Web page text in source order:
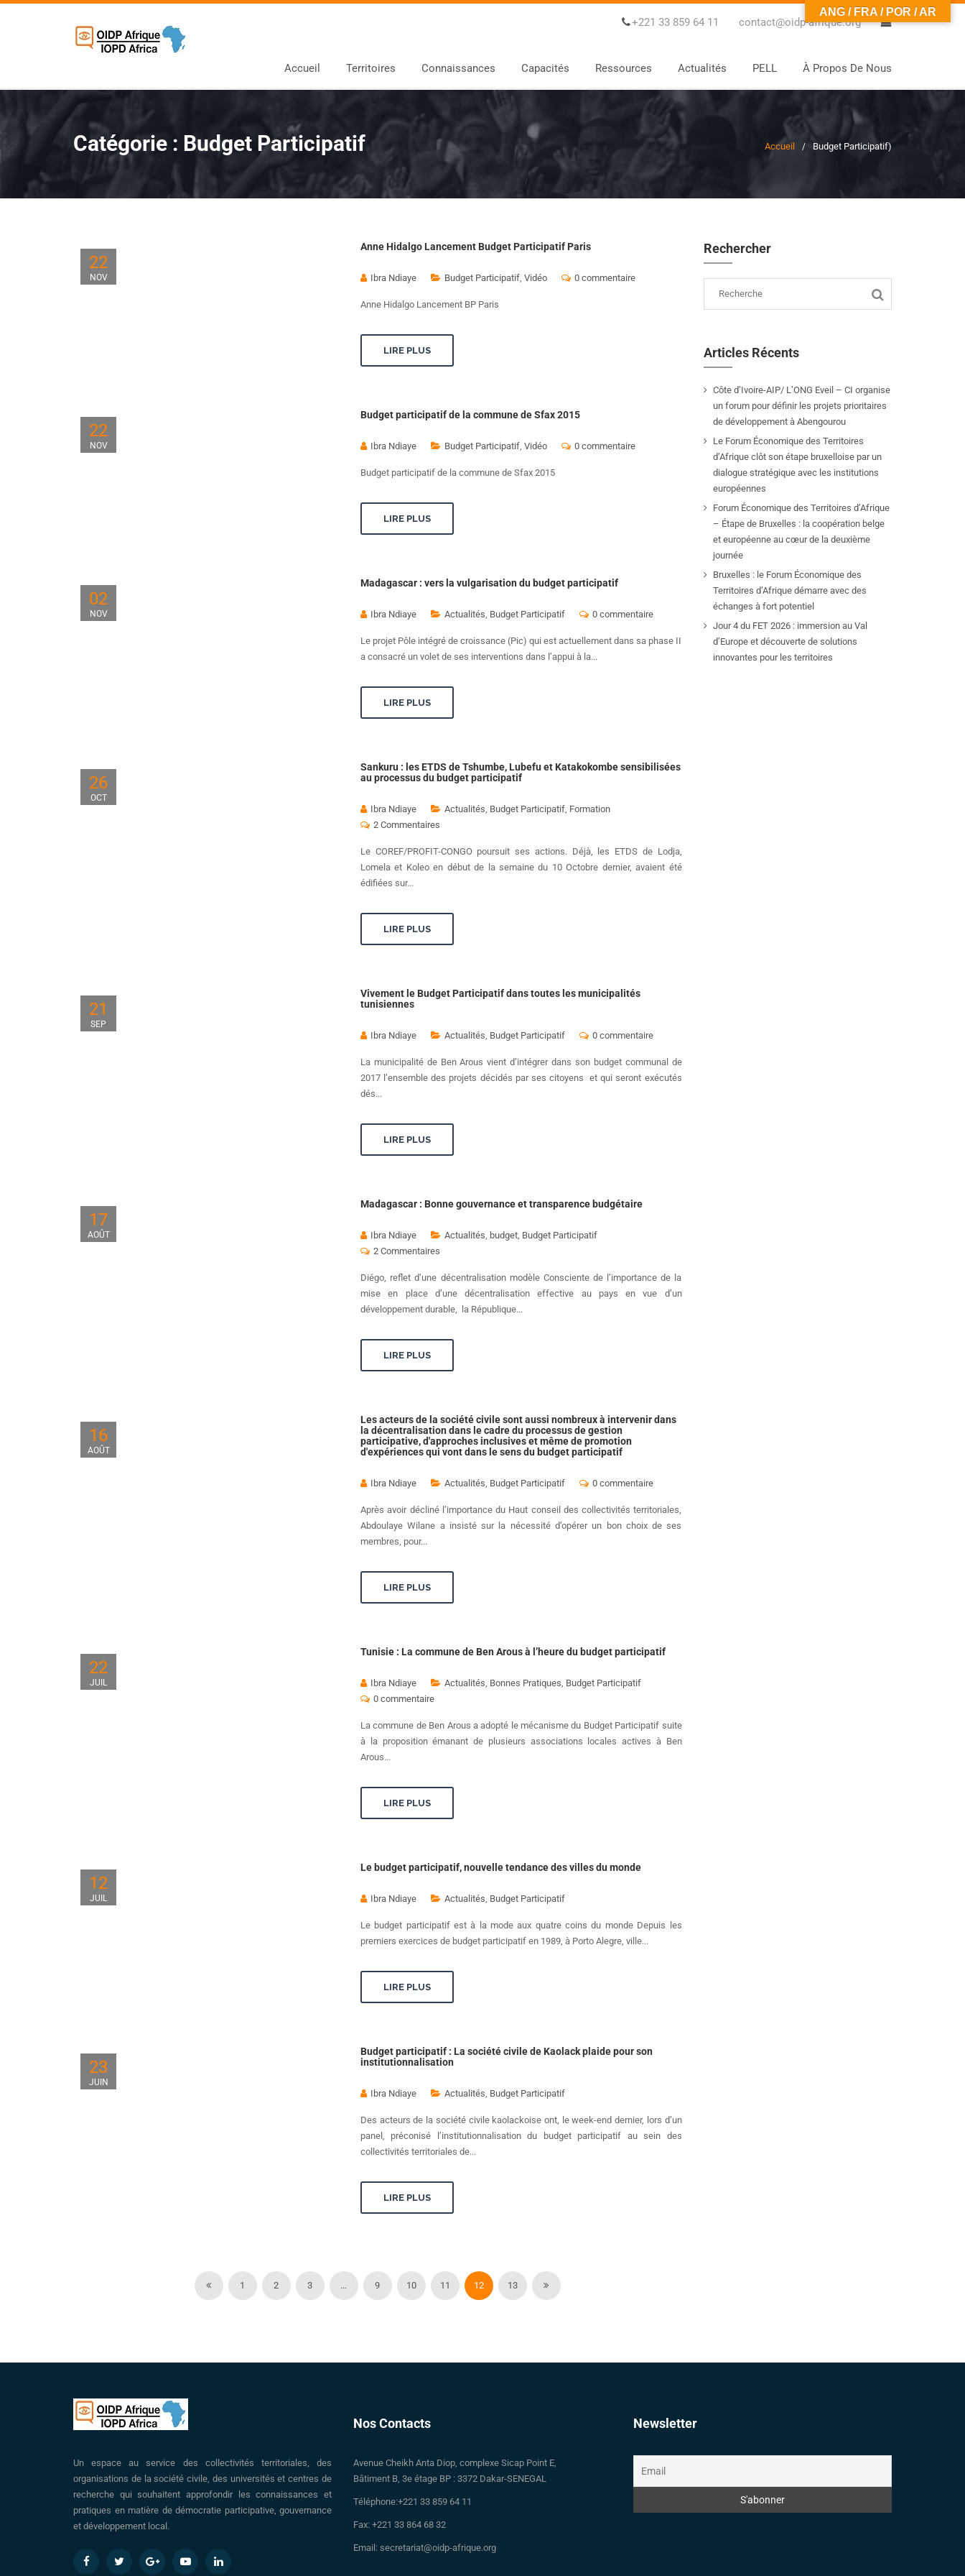
0
+221 33 859 64 11 contact@oidp-afrique.org
Accueil Territoires Connaissances Capacités Ressources Actualités PELL À Propos De Nous
Catégorie : Budget Participatif Accueil Budget Participatif)
22
NOV
Anne Hidalgo Lancement Budget Participatif Paris
Ibra Ndiaye Budget Participatif, Vidéo 0 commentaire
Anne Hidalgo Lancement BP Paris
LIRE PLUS
22
NOV
Budget participatif de la commune de Sfax 2015
Ibra Ndiaye Budget Participatif, Vidéo 0 commentaire
Budget participatif de la commune de Sfax 2015
LIRE PLUS
02
NOV
Madagascar : vers la vulgarisation du budget participatif
Ibra Ndiaye Actualités, Budget Participatif 0 commentaire
Le projet Pôle intégré de croissance (Pic) qui est actuellement dans sa phase II
a consacré un volet de ses interventions dans l’appui à la...
LIRE PLUS
26
OCT
Sankuru : les ETDS de Tshumbe, Lubefu et Katakokombe sensibilisées
au processus du budget participatif
Ibra Ndiaye Actualités, Budget Participatif, Formation
2 Commentaires
Le COREF/PROFIT-CONGO poursuit ses actions. Déjà, les ETDS de Lodja,
Lomela et Koleo en début de la semaine du 10 Octobre dernier, avaient été
édifiées sur...
LIRE PLUS
21
SEP
Vivement le Budget Participatif dans toutes les municipalités
tunisiennes
Ibra Ndiaye Actualités, Budget Participatif 0 commentaire
La municipalité de Ben Arous vient d’intégrer dans son budget communal de
2017 l’ensemble des projets décidés par ses citoyens et qui seront exécutés
dés...
LIRE PLUS
17
AOÛT
Madagascar : Bonne gouvernance et transparence budgétaire
Ibra Ndiaye Actualités, budget, Budget Participatif
2 Commentaires
Diégo, reflet d’une décentralisation modèle Consciente de l’importance de la
mise en place d’une décentralisation effective au pays en vue d’un
développement durable, la République...
LIRE PLUS
16
AOÛT
Les acteurs de la société civile sont aussi nombreux à intervenir dans
la décentralisation dans le cadre du processus de gestion
participative, d'approches inclusives et même de promotion
d'expériences qui vont dans le sens du budget participatif
Ibra Ndiaye Actualités, Budget Participatif 0 commentaire
Après avoir décliné l’importance du Haut conseil des collectivités territoriales,
Abdoulaye Wilane a insisté sur la nécessité d’opérer un bon choix de ses
membres, pour...
LIRE PLUS
22
JUIL
Tunisie : La commune de Ben Arous à l’heure du budget participatif
Ibra Ndiaye Actualités, Bonnes Pratiques, Budget Participatif
0 commentaire
La commune de Ben Arous a adopté le mécanisme du Budget Participatif suite
à la proposition émanant de plusieurs associations locales actives à Ben
Arous...
LIRE PLUS
12
JUIL
Le budget participatif, nouvelle tendance des villes du monde
Ibra Ndiaye Actualités, Budget Participatif
Le budget participatif est à la mode aux quatre coins du monde Depuis les
premiers exercices de budget participatif en 1989, à Porto Alegre, ville...
LIRE PLUS
23
JUIN
Budget participatif : La société civile de Kaolack plaide pour son
institutionnalisation
Ibra Ndiaye Actualités, Budget Participatif
Des acteurs de la société civile kaolackoise ont, le week-end dernier, lors d’un
panel, préconisé l’institutionnalisation du budget participatif au sein des
collectivités territoriales de...
LIRE PLUS
1 2 3 … 9 10 11 12 13
Rechercher
Articles Récents
Côte d’Ivoire-AIP/ L’ONG Eveil – CI organise
un forum pour définir les projets prioritaires
de développement à Abengourou
Le Forum Économique des Territoires
d’Afrique clôt son étape bruxelloise par un
dialogue stratégique avec les institutions
européennes
Forum Économique des Territoires d’Afrique
– Étape de Bruxelles : la coopération belge
et européenne au cœur de la deuxième
journée
Bruxelles : le Forum Économique des
Territoires d’Afrique démarre avec des
échanges à fort potentiel
Jour 4 du FET 2026 : immersion au Val
d’Europe et découverte de solutions
innovantes pour les territoires
Un espace au service des collectivités territoriales, des
organisations de la société civile, des universités et centres de
recherche qui souhaitent approfondir les connaissances et
pratiques en matière de démocratie participative, gouvernance
et développement local.
Nos Contacts
Avenue Cheikh Anta Diop, complexe Sicap Point E,
Bâtiment B, 3e étage BP : 3372 Dakar-SENEGAL
Téléphone:+221 33 859 64 11
Fax: +221 33 864 68 32
Email: secretariat@oidp-afrique.org
Newsletter
ANG / FRA / POR / AR